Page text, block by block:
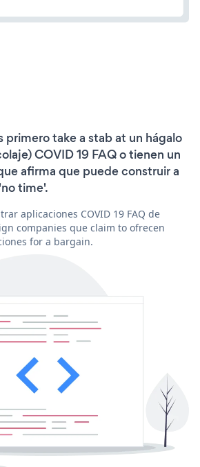
primero take a stab at un hágalo
COVID 19 FAQ o tienen un
afirma que puede construir a
time'.
aplicaciones COVID 19 FAQ de
companies que claim to ofrecen
for a bargain.